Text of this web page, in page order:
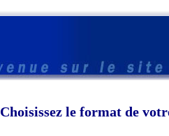
Choisissez le format de